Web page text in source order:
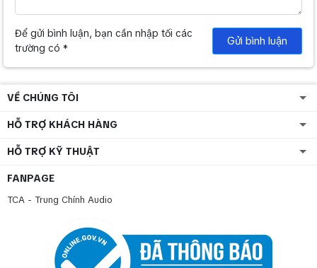
Để gửi bình luận, bạn cần nhập tối các
trường có *
Gửi bình luận
VỀ CHÚNG TÔI
HỖ TRỢ KHÁCH HÀNG
HỖ TRỢ KỸ THUẬT
FANPAGE
TCA - Trung Chính Audio